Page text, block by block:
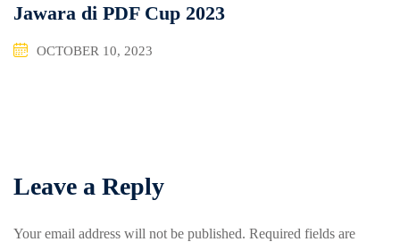
Jawara di PDF Cup 2023
OCTOBER 10, 2023
Leave a Reply
Your email address will not be published. Required fields are